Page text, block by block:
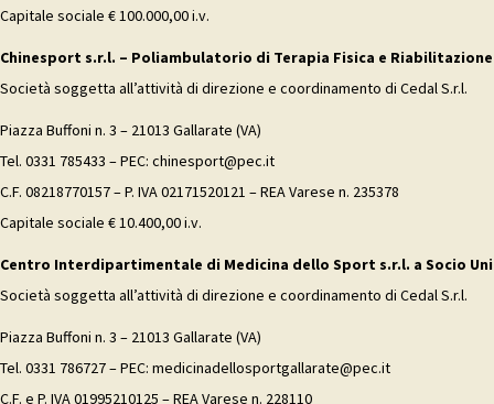
Capitale sociale € 100.000,00 i.v.
Chinesport s.r.l. – Poliambulatorio di Terapia Fisica e
Società soggetta all’attività di direzione e coordinamento di Cedal S.r.l.
Piazza Buffoni n. 3 – 21013 Gallarate (VA)
Tel. 0331 785433 – PEC: chinesport@pec.it
C.F. 08218770157 – P. IVA 02171520121 – REA Varese n. 235378
Capitale sociale € 10.400,00 i.v.
Centro Interdipartimentale di Medicina dello Sport s.r.l. a Socio
Società soggetta all’attività di direzione e coordinamento di Cedal S.r.l.
Piazza Buffoni n. 3 – 21013 Gallarate (VA)
Tel. 0331 786727 – PEC: medicinadellosportgallarate@pec.it
C.F. e P. IVA 01995210125 – REA Varese n. 228110